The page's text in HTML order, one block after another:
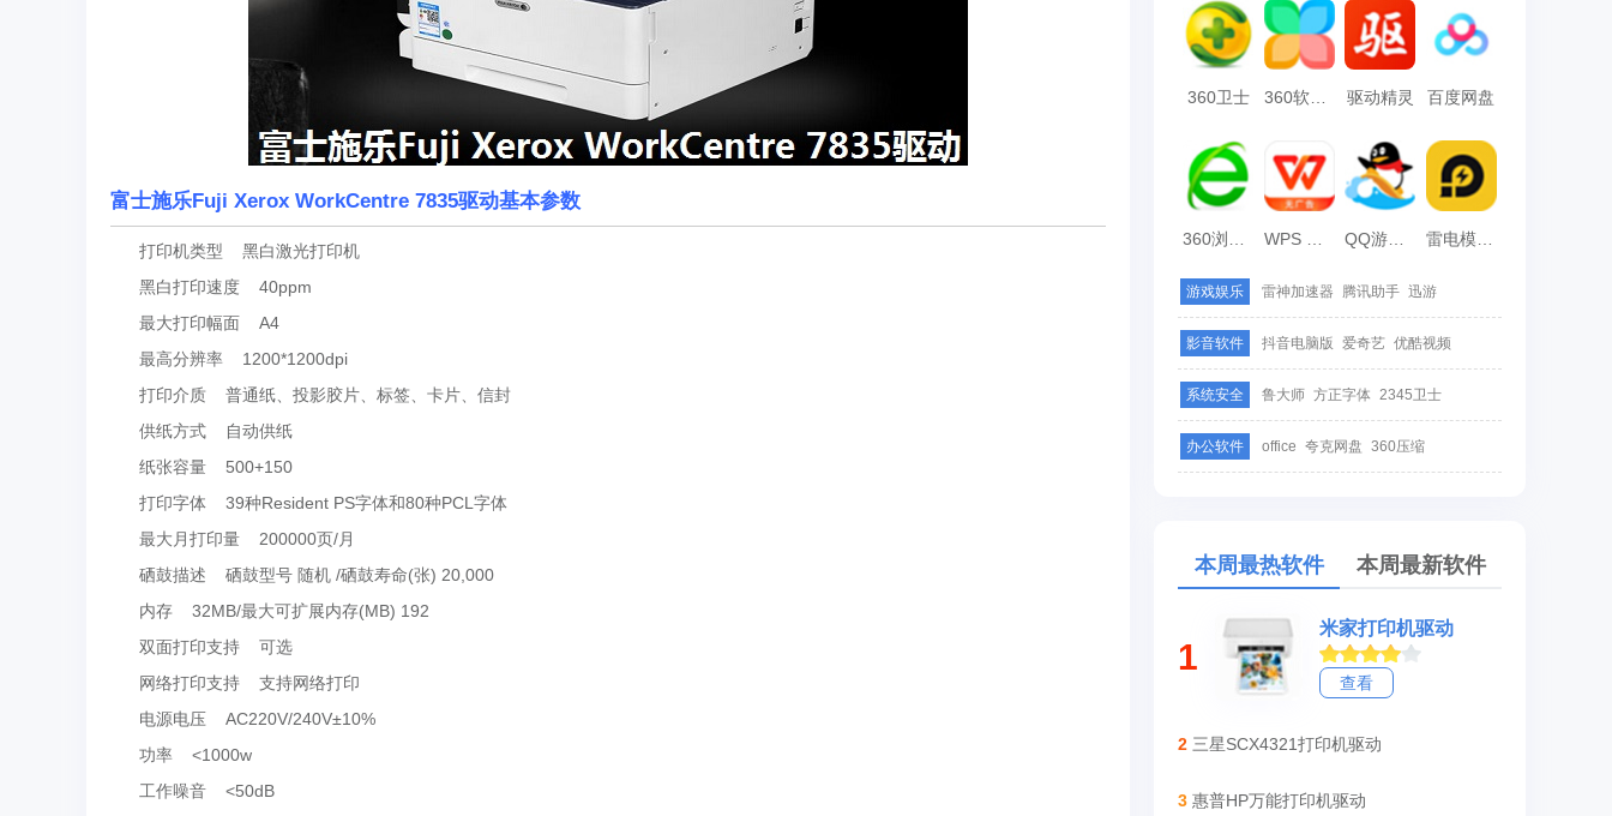
富士施乐Fuji Xerox WorkCentre 7835驱动基本参数
打印机类型 黑白激光打印机
黑白打印速度 40ppm
最大打印幅面 A4
最高分辨率 1200*1200dpi
打印介质 普通纸、投影胶片、标签、卡片、信封
供纸方式 自动供纸
纸张容量 500+150
打印字体 39种Resident PS字体和80种PCL字体
最大月打印量 200000页/月
硒鼓描述 硒鼓型号 随机 /硒鼓寿命(张) 20,000
内存 32MB/最大可扩展内存(MB) 192
双面打印支持 可选
网络打印支持 支持网络打印
电源电压 AC220V/240V±10%
功率 <1000w
工作噪音 <50dB
360卫士 360软件管家 驱动精灵 百度网盘
雷电模拟器
游戏娱乐 雷神加速器 腾讯助手 迅游
影音软件 抖音电脑版 爱奇艺 优酷视频
系统安全 鲁大师 方正字体 2345卫士
办公软件 office 夸克网盘 360压缩
本周最热软件 本周最新软件
1
米家打印机驱动
查看
2 三星SCX4321打印机驱动
3 惠普HP万能打印机驱动